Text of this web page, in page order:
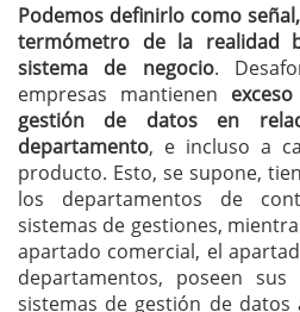
Podemos definirlo como
termómetro de la realidad
sistema de negocio.
empresas mantienen
gestión de datos en
departamento, e incluso a
producto. Esto, se supone,
los departamentos de
sistemas de gestiones,
apartado comercial, el
departamentos, poseen
sistemas de gestión de